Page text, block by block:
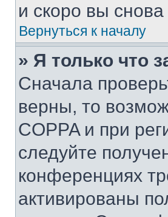
и скоро вы
Вернуться к началу
» Я только что
Сначала
верны, то
COPPA и при
следуйте
конференциях
активированы